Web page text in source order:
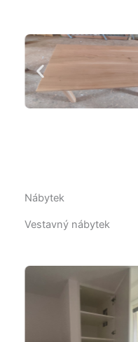
Nábytek
Vestavný nábytek